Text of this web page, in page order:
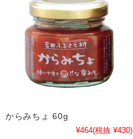
からみちょ 60g
¥464(税抜 ¥430)